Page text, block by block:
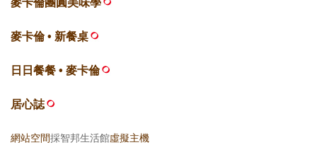
麥卡倫 • 新餐桌
日日餐餐 • 麥卡倫
居心誌
網站空間採智邦生活館虛擬主機